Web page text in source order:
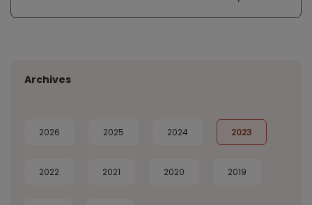
Archives
2026 2025 2024 2023
2022 2021 2020 2019